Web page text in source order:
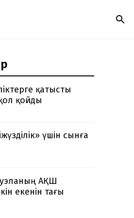
қатысты
қойды
үшін сынға
АҚШ
екенін тағы